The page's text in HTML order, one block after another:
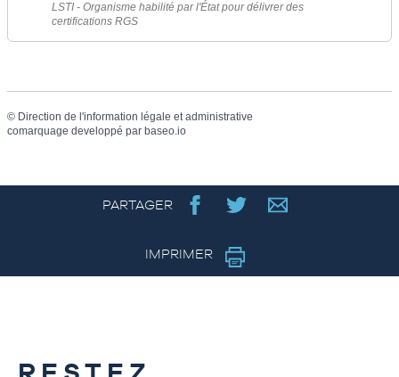
LSTI - Organisme habilité par l'État pour délivrer des
certifications RGS
© Direction de l'information légale et administrative
comarquage developpé par baseo.io
PARTAGER
IMPRIMER